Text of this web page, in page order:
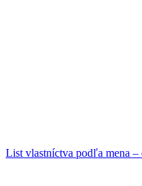
List vlastníctva podľa mena –